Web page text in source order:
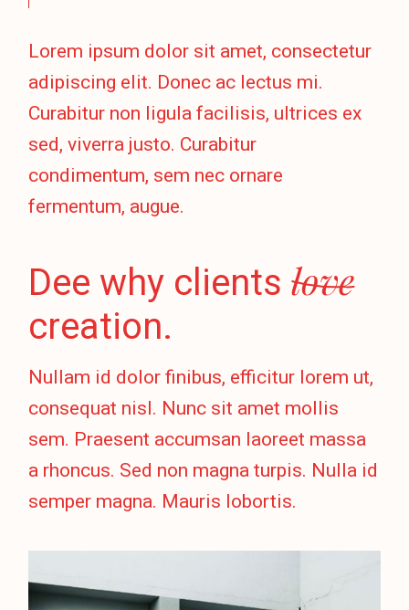
Lorem ipsum dolor sit amet, consectetur
adipiscing elit. Donec ac lectus mi.
Curabitur non ligula facilisis, ultrices ex
sed, viverra justo. Curabitur
condimentum, sem nec ornare
fermentum, augue.
Dee why clientslove
creation.
Nullam id dolor finibus, efficitur lorem ut,
consequat nisl. Nunc sit amet mollis
sem. Praesent accumsan laoreet massa
a rhoncus. Sed non magna turpis. Nulla id
semper magna. Mauris lobortis.